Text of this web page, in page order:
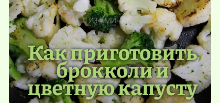
Как приготовить
брокколи и
цветную капусту